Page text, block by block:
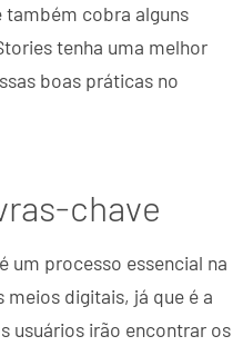
cobra alguns
tenha uma melhor
boas práticas no
chave
é um processo essencial na
digitais, já que é a
usuários irão encontrar os